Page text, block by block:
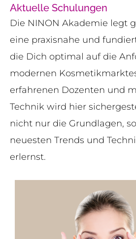
Aktuelle Schulungen
Die NINON Akademie legt
eine praxisnahe und
die Dich optimal auf die
modernen
erfahrenen Dozenten und
Technik wird hier
nicht nur die Grundlagen,
neuesten Trends und
erlernst.